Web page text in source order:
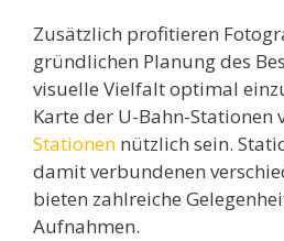
Zusätzlich profitieren
gründlichen Planung des
visuelle Vielfalt optimal
Karte der U-Bahn-Stationen
Stationen nützlich sein.
damit verbundenen
bieten zahlreiche
Aufnahmen.